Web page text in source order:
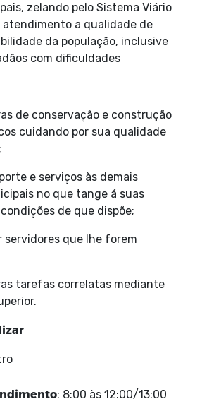
zelando pelo Sistema Viário
atendimento a qualidade de
da população, inclusive
com dificuldades
de conservação e construção
cuidando por sua qualidade
e serviços às demais
no que tange á suas
de que dispõe;
servidores que lhe forem
tarefas correlatas mediante
: 8:00 às 12:00/13:00